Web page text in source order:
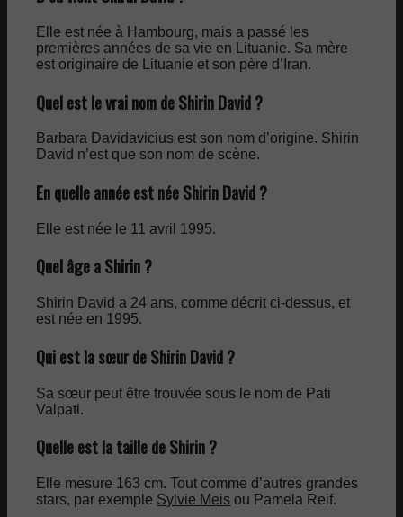
Elle est née à Hambourg, mais a passé les
premières années de sa vie en Lituanie. Sa mère
est originaire de Lituanie et son père d’Iran.
Quel est le vrai nom de Shirin David ?
Barbara Davidavicius est son nom d’origine. Shirin
David n’est que son nom de scène.
En quelle année est née Shirin David ?
Elle est née le 11 avril 1995.
Quel âge a Shirin ?
Shirin David a 24 ans, comme décrit ci-dessus, et
est née en 1995.
Qui est la sœur de Shirin David ?
Sa sœur peut être trouvée sous le nom de Pati
Valpati.
Quelle est la taille de Shirin ?
Elle mesure 163 cm. Tout comme d’autres grandes
stars, par exemple Sylvie Meis ou Pamela Reif.